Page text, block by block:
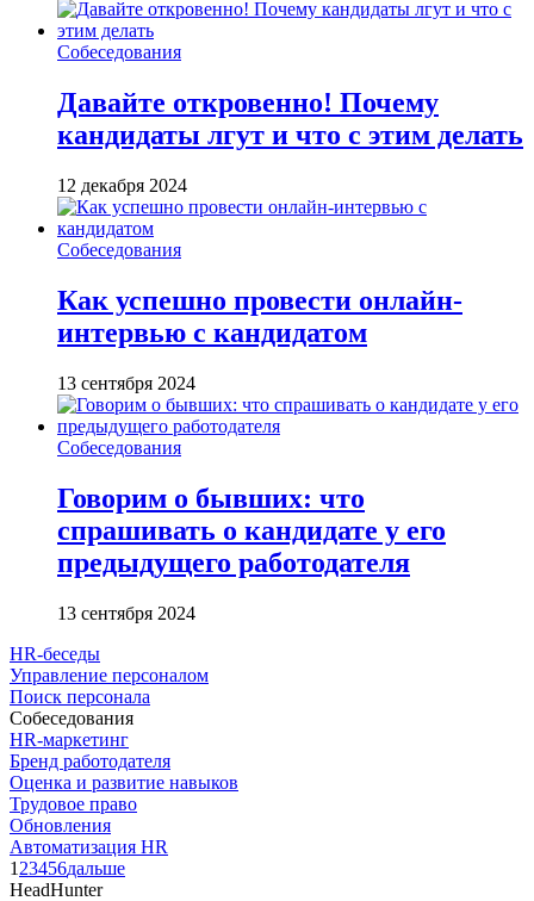
Собеседования
Давайте откровенно! Почему
кандидаты лгут и что с этим делать
12 декабря 2024
Собеседования
Как успешно провести онлайн-
интервью с кандидатом
13 сентября 2024
Собеседования
Говорим о бывших: что
спрашивать о кандидате у его
предыдущего работодателя
13 сентября 2024
HR-беседы
Управление персоналом
Поиск персонала
Собеседования
HR-маркетинг
Бренд работодателя
Оценка и развитие навыков
Трудовое право
Обновления
Автоматизация HR
1 23456дальше
HeadHunter